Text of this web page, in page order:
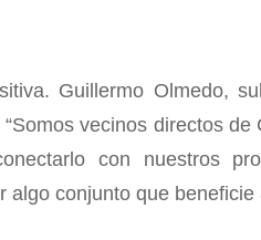
Guillermo Olmedo,
vecinos directos de
con nuestros
conjunto que